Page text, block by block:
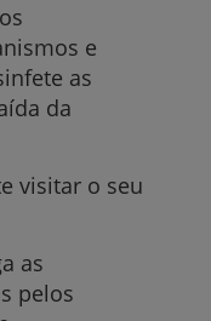
e
as
da
visitar o seu
as
pelos